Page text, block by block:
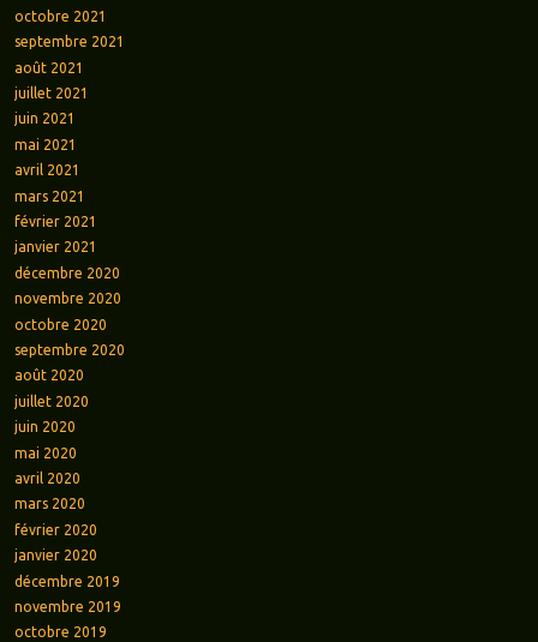
octobre 2021
septembre 2021
août 2021
juillet 2021
juin 2021
mai 2021
avril 2021
mars 2021
février 2021
janvier 2021
décembre 2020
novembre 2020
octobre 2020
septembre 2020
août 2020
juillet 2020
juin 2020
mai 2020
avril 2020
mars 2020
février 2020
janvier 2020
décembre 2019
novembre 2019
octobre 2019